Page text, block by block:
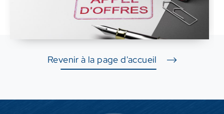
Revenir à la page d'accueil